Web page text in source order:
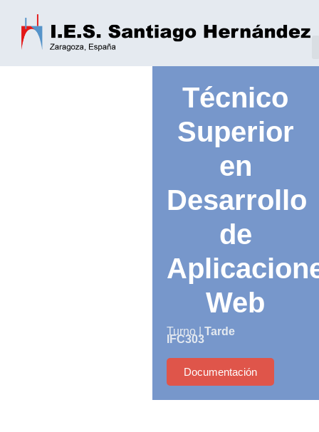
Técnico
Superior
en
Desarrollo
de
Web
Turno | Tarde
IFC303
Documentación